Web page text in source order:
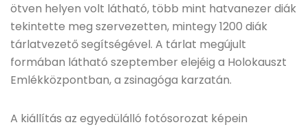
ötven helyen volt látható, több mint hatvanezer diák
tekintette meg szervezetten, mintegy 1200 diák
tárlatvezető segítségével. A tárlat megújult
formában látható szeptember elejéig a Holokauszt
Emlékközpontban, a zsinagóga karzatán.
A kiállítás az egyedülálló fotósorozat képein